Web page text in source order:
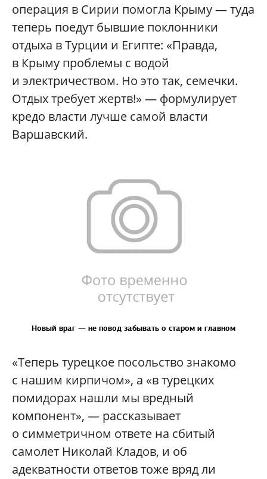
операция в Сирии помогла Крыму — туда
теперь поедут бывшие поклонники
отдыха в Турции и Египте: «Правда,
в Крыму проблемы с водой
и электричеством. Но это так, семечки.
Отдых требует жертв!» — формулирует
кредо власти лучше самой власти
Варшавский.
Новый враг — не повод забывать о старом и главном
«Теперь турецкое посольство знакомо
с нашим кирпичом», а «в турецких
помидорах нашли мы вредный
компонент», — рассказывает
о симметричном ответе на сбитый
самолет Николай Кладов, и об
адекватности ответов тоже вряд ли